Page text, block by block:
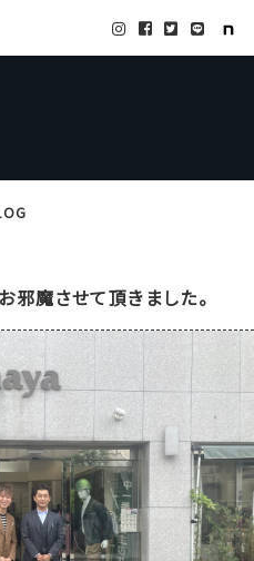
魔させて頂きました。